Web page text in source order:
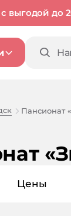
выгодой до
Пансионат
Цены